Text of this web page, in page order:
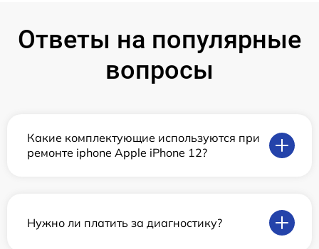
Ответы на популярные
вопросы
Какие комплектующие используются при
ремонте iphone Apple iPhone 12?
Нужно ли платить за диагностику?